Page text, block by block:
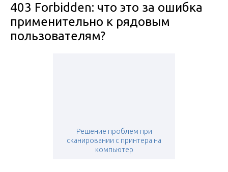
403 Forbidden: что это за ошибка
применительно к рядовым
пользователям?
Решение проблем при
сканировании с принтера на
компьютер